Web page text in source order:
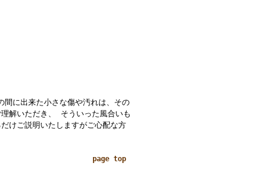
間に出来た小さな傷や汚れは、その
解いただき、 そういった風合いも
けご説明いたしますがご心配な方
page top